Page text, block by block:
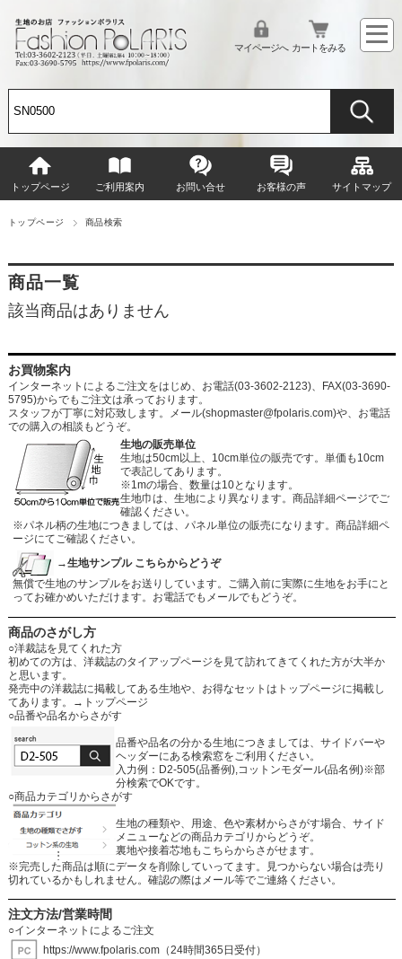
マイページへ カートをみる
トップページ ご利用案内 お問い合せ お客様の声 サイトマップ
トップページ 商品検索
商品一覧
該当商品はありません
お買物案内
インターネットによるご注文をはじめ、お電話(03-3602-2123)、FAX(03-3690-
5795)からでもご注文は承っております。
スタッフが丁寧に対応致します。メール(shopmaster@fpolaris.com)や、お電話
での購入の相談もどうぞ。
生地の販売単位
生地は50cm以上、10cm単位の販売です。単価も10cm
で表記してあります。
※1mの場合、数量は10となります。
生地巾は、生地により異なります。商品詳細ページでご
確認ください。
※パネル柄の生地につきましては、パネル単位の販売になります。商品詳細ペ
ージにてご確認ください。
→生地サンプル こちらからどうぞ
無償で生地のサンプルをお送りしています。ご購入前に実際に生地をお手にと
ってお確かめいただけます。お電話でもメールでもどうぞ。
商品のさがし方
○洋裁誌を見てくれた方
初めての方は、洋裁誌のタイアップページを見て訪れてきてくれた方が大半か
と思います。
発売中の洋裁誌に掲載してある生地や、お得なセットはトップページに掲載し
てあります。
→トップページ
○品番や品名からさがす
品番や品名の分かる生地につきましては、サイドバーや
ヘッダーにある検索窓をご利用ください。
入力例：D2-505(品番例),コットンモダール(品名例)※部
分検索でOKです。
○商品カテゴリからさがす
生地の種類や、用途、色や素材からさがす場合、サイド
メニューなどの商品カテゴリからどうぞ。
裏地や接着芯地もこちらからさがせます。
※完売した商品は順にデータを削除していってます。見つからない場合は売り
切れているかもしれません。確認の際はメール等でご連絡ください。
注文方法/営業時間
○インターネットによるご注文
https://www.fpolaris.com（24時間365日受付）